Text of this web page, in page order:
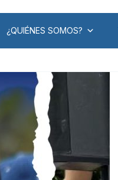
¿QUIÉNES SOMOS?